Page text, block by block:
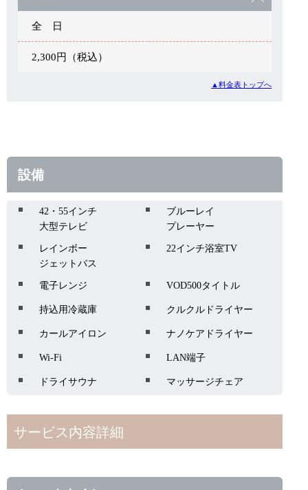
全 日
2,300円（税込）
▲料金表トップへ
サービス内容詳細
設備
42・55インチ
大型テレビ
ブルーレイ
プレーヤー
レインボー
ジェットバス
22インチ浴室TV
電子レンジ VOD500タイトル
持込用冷蔵庫 クルクルドライヤー
カールアイロン ナノケアドライヤー
Wi-Fi LAN端子
ドライサウナ マッサージチェア